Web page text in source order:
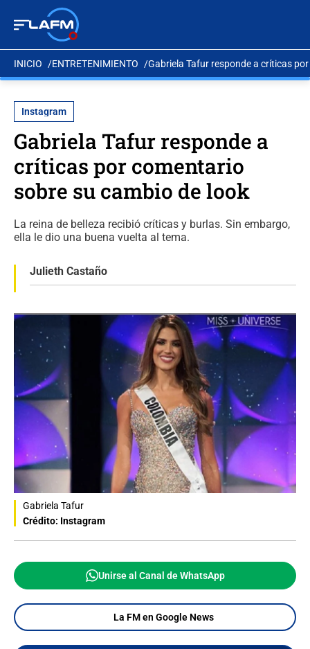
INICIO ENTRETENIMIENTO Gabriela Tafur responde a críticas
Instagram
Gabriela Tafur responde a
críticas por comentario
sobre su cambio de look
La reina de belleza recibió críticas y burlas. Sin embargo,
ella le dio una buena vuelta al tema.
Julieth Castaño
Gabriela Tafur
Crédito: Instagram
Unirse al Canal de WhatsApp
La FM en Google News